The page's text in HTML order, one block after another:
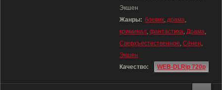
Экшен
Жанры: боевик, драма,
криминал, фантастика, Драма,
Сверхъестественное, Сёнен,
Экшен
Качество:
WEB-DLRip 720p